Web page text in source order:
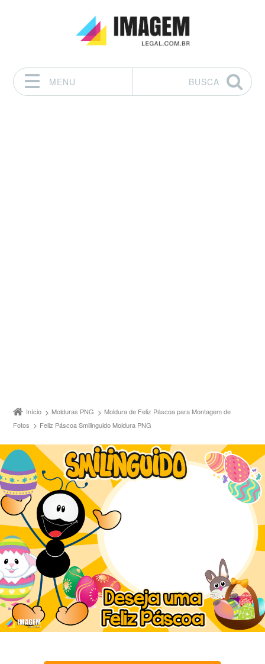
MENU
BUSCA
Início Molduras PNG
Moldura de Feliz Páscoa para Montagem de
Fotos
Feliz Páscoa Smilinguido Moldura PNG